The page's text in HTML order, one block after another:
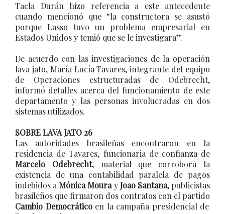
Tacla Durán hizo referencia a este antecedente
cuando mencionó que “la constructora se asustó
porque Lasso tuvo un problema empresarial en
Estados Unidos y temió que se le investigara”.
De acuerdo con las investigaciones de la operación
lava jato, María Lucía Tavares, integrante del equipo
de Operaciones estructuradas de Odebrecht,
informó detalles acerca del funcionamiento de este
departamento y las personas involucradas en dos
sistemas utilizados.
SOBRE LAVA JATO 26
Las autoridades brasileñas encontraron en la
residencia de Tavares, funcionaria de confianza de
Marcelo Odebrecht, material que corrobora la
existencia de una contabilidad paralela de pagos
indebidos aMónica MourayJoao Santana, publicistas
brasileños que firmaron dos contratos con el partido
Cambio Democrático en la campaña presidencial de